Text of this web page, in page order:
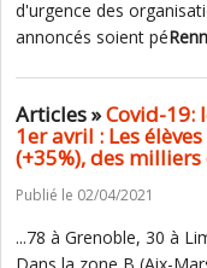
d'urgence des
annoncés soient pé
Articles »Covid-19:
1er avril : Les
(+35%), des milliers
Publié le 02/04/2021
...78 à Grenoble, 30 à